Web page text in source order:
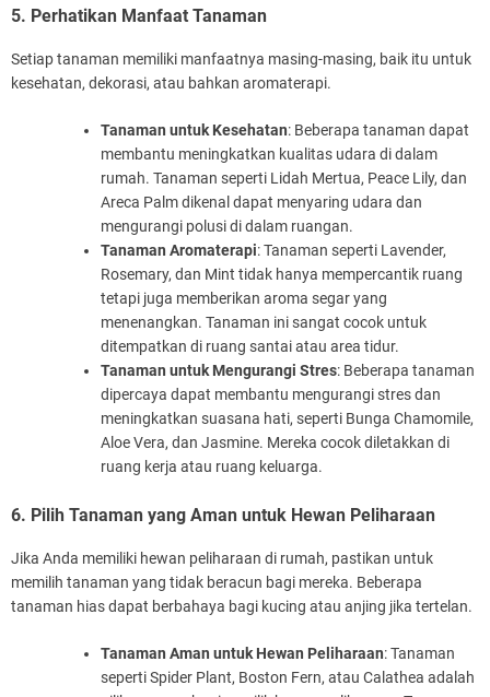
5. Perhatikan Manfaat Tanaman
Setiap tanaman memiliki manfaatnya masing-masing, baik itu untuk
kesehatan, dekorasi, atau bahkan aromaterapi.
Tanaman untuk Kesehatan: Beberapa tanaman dapat
membantu meningkatkan kualitas udara di dalam
rumah. Tanaman seperti Lidah Mertua, Peace Lily, dan
Areca Palm dikenal dapat menyaring udara dan
mengurangi polusi di dalam ruangan.
Tanaman Aromaterapi: Tanaman seperti Lavender,
Rosemary, dan Mint tidak hanya mempercantik ruang
tetapi juga memberikan aroma segar yang
menenangkan. Tanaman ini sangat cocok untuk
ditempatkan di ruang santai atau area tidur.
Tanaman untuk Mengurangi Stres: Beberapa tanaman
dipercaya dapat membantu mengurangi stres dan
meningkatkan suasana hati, seperti Bunga Chamomile,
Aloe Vera, dan Jasmine. Mereka cocok diletakkan di
ruang kerja atau ruang keluarga.
6. Pilih Tanaman yang Aman untuk Hewan Peliharaan
Jika Anda memiliki hewan peliharaan di rumah, pastikan untuk
memilih tanaman yang tidak beracun bagi mereka. Beberapa
tanaman hias dapat berbahaya bagi kucing atau anjing jika tertelan.
Tanaman Aman untuk Hewan Peliharaan: Tanaman
seperti Spider Plant, Boston Fern, atau Calathea adalah